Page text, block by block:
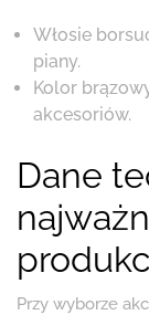
Włosie
piany.
Kolor
akcesoriów.
Dane
Przy wyborze